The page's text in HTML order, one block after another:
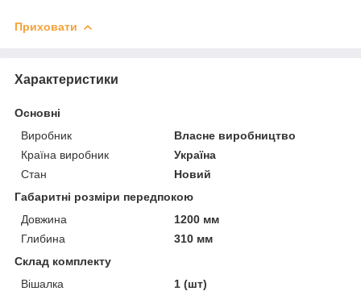
Приховати
Характеристики
Основні
Виробник
Власне виробництво
Країна виробник
Україна
Стан
Новий
Габаритні розміри передпокою
Довжина
1200 мм
Глибина
310 мм
Склад комплекту
Вішалка
1 (шт)